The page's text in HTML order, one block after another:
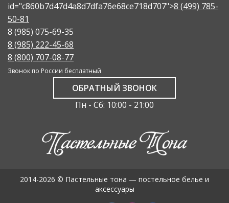
id="c860b7d47d4a8d7dfa76e68ce718d707">8 (499) 785-
50-81
8 (985) 075-69-35
8 (985) 222-45-68
8 (800) 707-08-77
Звонок по России бесплатный
ОБРАТНЫЙ ЗВОНОК
Пн - Сб: 10:00 - 21:00
2014-2026 © Пастельные тона — постельное белье и
аксессуары